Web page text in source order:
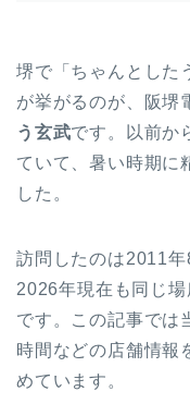
堺で「ちゃんとした
が挙がるのが、阪堺
う玄武です。以前か
ていて、暑い時期に
した。
訪問したのは2011
2026年現在も同じ
です。この記事では
時間などの店舗情報
めています。